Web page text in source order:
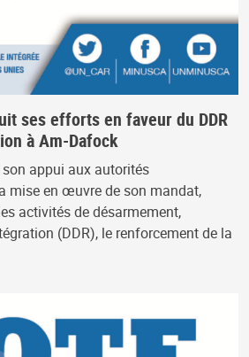
ses efforts en faveur du DDR
à Am-Dafock
appui aux autorités
mise en œuvre de son mandat,
activités de désarmement,
(DDR), le renforcement de la